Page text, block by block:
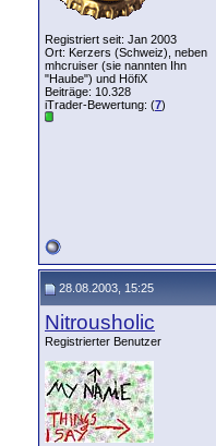
Registriert seit: Jan 2003
Ort: Kerzers (Schweiz), neben
mhcruiser (sie nannten Ihn
"Haube") und HöfiX
Beiträge: 10.328
iTrader-Bewertung: (7)
28.08.2003, 15:25
Nitrousholic
Registrierter Benutzer